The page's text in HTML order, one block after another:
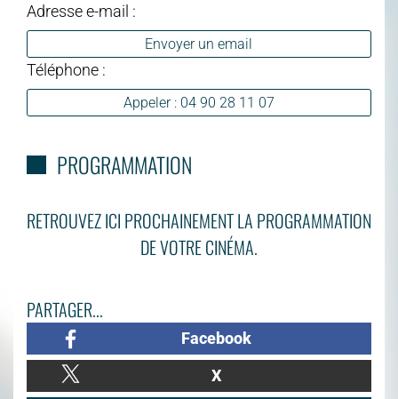
Adresse e-mail :
Envoyer un email
Téléphone :
Appeler : 04 90 28 11 07
PROGRAMMATION
RETROUVEZ ICI PROCHAINEMENT LA PROGRAMMATION
DE VOTRE CINÉMA.
PARTAGER...
Facebook
X